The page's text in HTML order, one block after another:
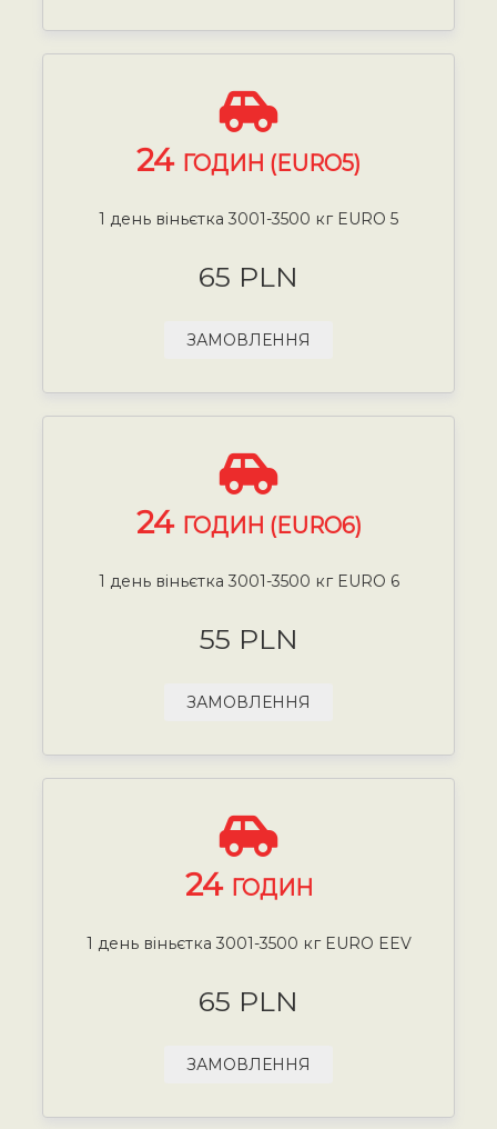
24 ГОДИН (EURO5)
1 день віньєтка 3001-3500 кг EURO 5
65 PLN
ЗАМОВЛЕННЯ
24 ГОДИН (EURO6)
1 день віньєтка 3001-3500 кг EURO 6
55 PLN
ЗАМОВЛЕННЯ
24 ГОДИН
1 день віньєтка 3001-3500 кг EURO EEV
65 PLN
ЗАМОВЛЕННЯ